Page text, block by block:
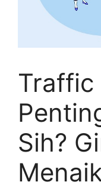
Traffic
Sih?